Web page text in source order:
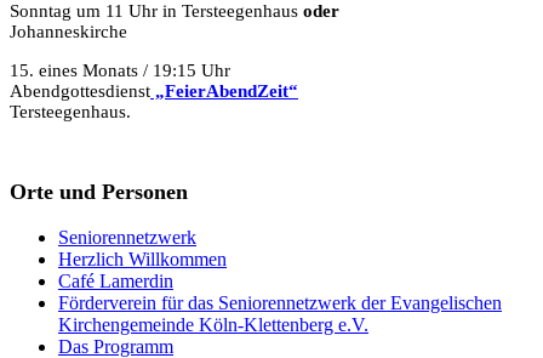
Sonntag um 11 Uhr in Tersteegenhaus oder
Johanneskirche
15. eines Monats / 19:15 Uhr
Abendgottesdienst „FeierAbendZeit“
Tersteegenhaus.
Orte und Personen
Seniorennetzwerk
Herzlich Willkommen
Café Lamerdin
Förderverein für das Seniorennetzwerk der Evangelischen
Kirchengemeinde Köln-Klettenberg e.V.
Das Programm